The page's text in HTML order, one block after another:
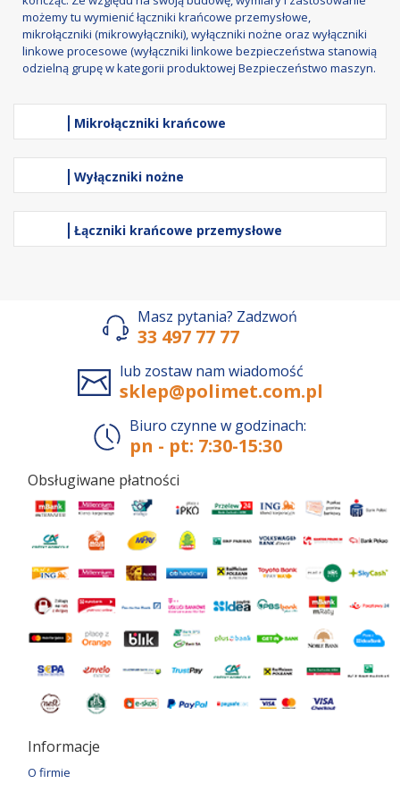
możemy tu wymienić łączniki krańcowe przemysłowe,
mikrołączniki (mikrowyłączniki), wyłączniki nożne oraz wyłączniki
linkowe procesowe (wyłączniki linkowe bezpieczeństwa stanowią
odzielną grupę w kategorii produktowej Bezpieczeństwo maszyn.
Mikrołączniki krańcowe
Wyłączniki nożne
Łączniki krańcowe przemysłowe
Masz pytania? Zadzwoń
33 497 77 77
lub zostaw nam wiadomość
sklep@polimet.com.pl
Biuro czynne w godzinach:
pn - pt: 7:30-15:30
Obsługiwane płatności
Informacje
O firmie